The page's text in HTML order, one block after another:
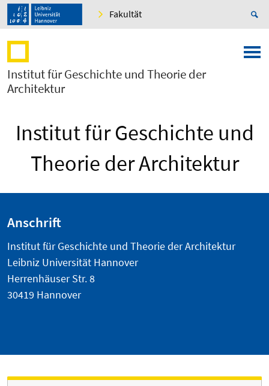
Fakultät
Institut für Geschichte und Theorie der
Architektur
Institut für Geschichte und
Theorie der Architektur
Anschrift
Institut für Geschichte und Theorie der Architektur
Leibniz Universität Hannover
Herrenhäuser Str. 8
30419 Hannover